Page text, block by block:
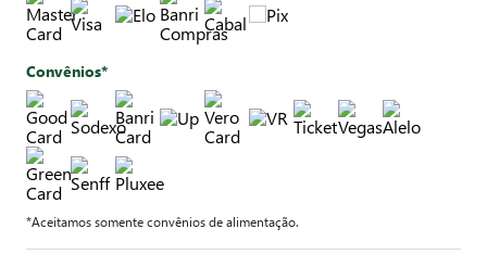
Convênios*
*Aceitamos somente convênios de alimentação.